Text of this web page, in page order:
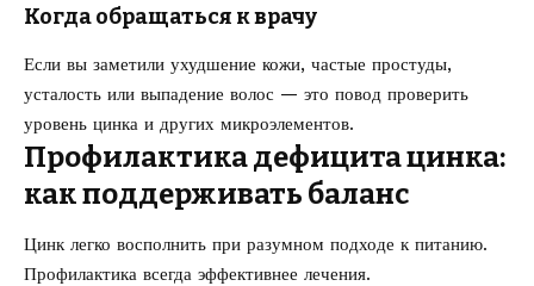
Когда обращаться к врачу
Если вы заметили ухудшение кожи, частые простуды,
усталость или выпадение волос — это повод проверить
уровень цинка и других микроэлементов.
Профилактика дефицита цинка:
как поддерживать баланс
Цинк легко восполнить при разумном подходе к питанию.
Профилактика всегда эффективнее лечения.